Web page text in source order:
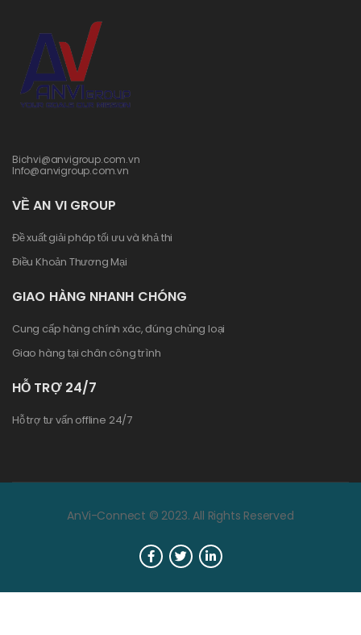
Bichvi@anvigroup.com.vn
Info@anvigroup.com.vn
VỀ AN VI GROUP
Đề xuất giải pháp tối ưu và khả thi
Điều Khoản Thương Mại
GIAO HÀNG NHANH CHÓNG
Cung cấp hàng chính xác, đúng chủng loại
Giao hàng tại chân công trình
HỖ TRỢ 24/7
Hỗ trợ tư vấn offline 24/7
AnVi-Connect © 2023. All Rights Reserved